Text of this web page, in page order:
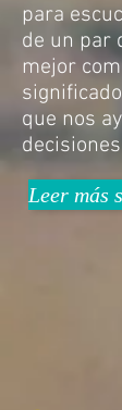
para
de un par
mejor
que nos
Leer más